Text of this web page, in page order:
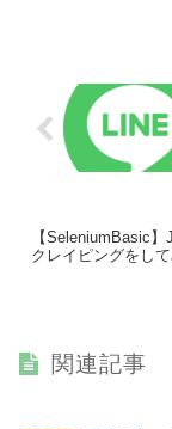
【SeleniumBasic
クレイピングをして
関連記事